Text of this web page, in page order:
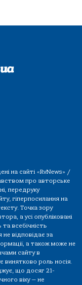
на сайті «RvNews» /
про авторське
передруку
гіперпосилання на
Точка зору
а усі опубліковані
всебічність
відповідає за
а також може не
сайту в
винятково роль носія.
що досяг 21-
віку — не